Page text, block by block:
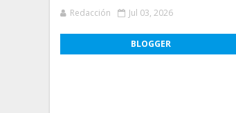
Redacción Jul 03, 2026
BLOGGER